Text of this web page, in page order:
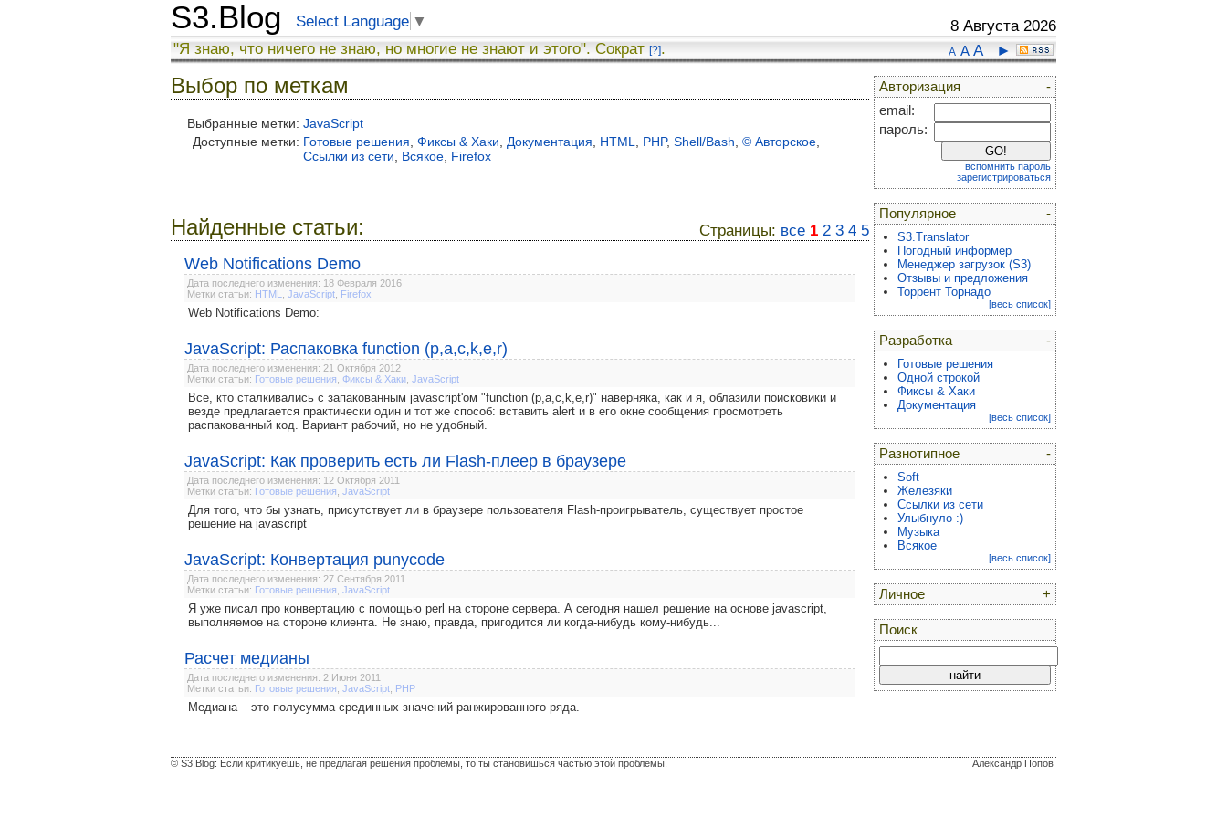
S3.Blog Select Language ▼ 8 Августа 2026
A A A ►
"Я знаю, что ничего не знаю, но многие не знают и этого". Сократ [?].
Выбор по меткам
Выбранные метки: JavaScript
Доступные метки: Готовые решения Фиксы & Хаки Документация HTML PHP, Shell/Bash © Авторское
Ссылки из сети
Всякое Firefox
Страницы: все 1 2 3 4 5
Найденные статьи:
Web Notifications Demo
Дата последнего изменения: 18 Февраля 2016
Метки статьи: HTML JavaScript Firefox
Web Notifications Demo:
JavaScript: Распаковка function (p,a,c,k,e,r)
Дата последнего изменения: 21 Октября 2012
Метки статьи: Готовые решения Фиксы & Хаки JavaScript
Все, кто сталкивались с запакованным javascript'ом "function (p,a,c,k,e,r)" наверняка, как и я, облазили поисковики и
везде предлагается практически один и тот же способ: вставить alert и в его окне сообщения просмотреть
распакованный код. Вариант рабочий, но не удобный.
JavaScript: Как проверить есть ли Flash-плеер в браузере
Дата последнего изменения: 12 Октября 2011
Метки статьи: Готовые решения JavaScript
Для того, что бы узнать, присутствует ли в браузере пользователя Flash-проигрыватель, существует простое
решение на javascript
JavaScript: Конвертация punycode
Дата последнего изменения: 27 Сентября 2011
Метки статьи: Готовые решения JavaScript
Я уже писал про конвертацию с помощью perl на стороне сервера. А сегодня нашел решение на основе javascript,
выполняемое на стороне клиента. Не знаю, правда, пригодится ли когда-нибудь кому-нибудь...
Расчет медианы
Дата последнего изменения: 2 Июня 2011
Метки статьи: Готовые решения JavaScript PHP
Медиана – это полусумма срединных значений ранжированного ряда.
-
Авторизация
email:
пароль:
вспомнить пароль
зарегистрироваться
-
Популярное
S3.Translator
Погодный информер
Менеджер загрузок (S3)
Отзывы и предложения
Торрент Торнадо
[весь список]
-
Разработка
Готовые решения
Одной строкой
Фиксы & Хаки
Документация
[весь список]
-
Разнотипное
Soft
Железяки
Ссылки из сети
Улыбнуло :)
Музыка
Всякое
[весь список]
+
Личное
Поиск
Александр Попов
© S3.Blog: Если критикуешь, не предлагая решения проблемы, то ты становишься частью этой проблемы.